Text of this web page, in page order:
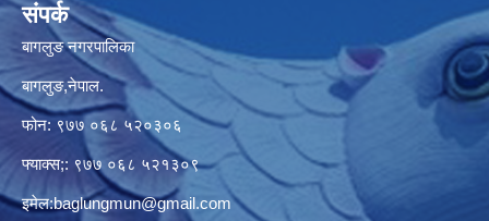
संपर्क
बागलुङ नगरपालिका
बागलुङ,नेपाल.
फोन: ९७७ ०६८ ५२०३०६
फ्याक्स;: ९७७ ०६८ ५२१३०९
इमेल:baglungmun@gmail.com